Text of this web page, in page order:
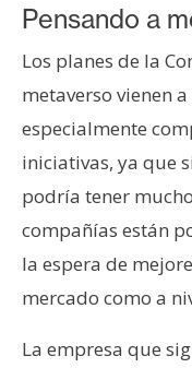
l
i
c
d
a
d
Pensando a
Los planes de la
metaverso vienen
especialmente
iniciativas, ya que
podría tener
compañías están
la espera de
mercado como a
La empresa que